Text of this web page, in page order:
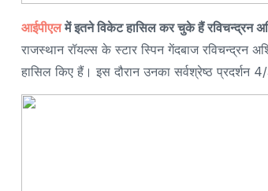
आईपीएलमें इतने विकेट हासिल कर चुके हैं रविचन्द्रन
राजस्थान रॉयल्स के स्टार स्पिन गेंदबाज
हासिल किए हैं। इस दौरान उनका सर्वश्रेष्ठ